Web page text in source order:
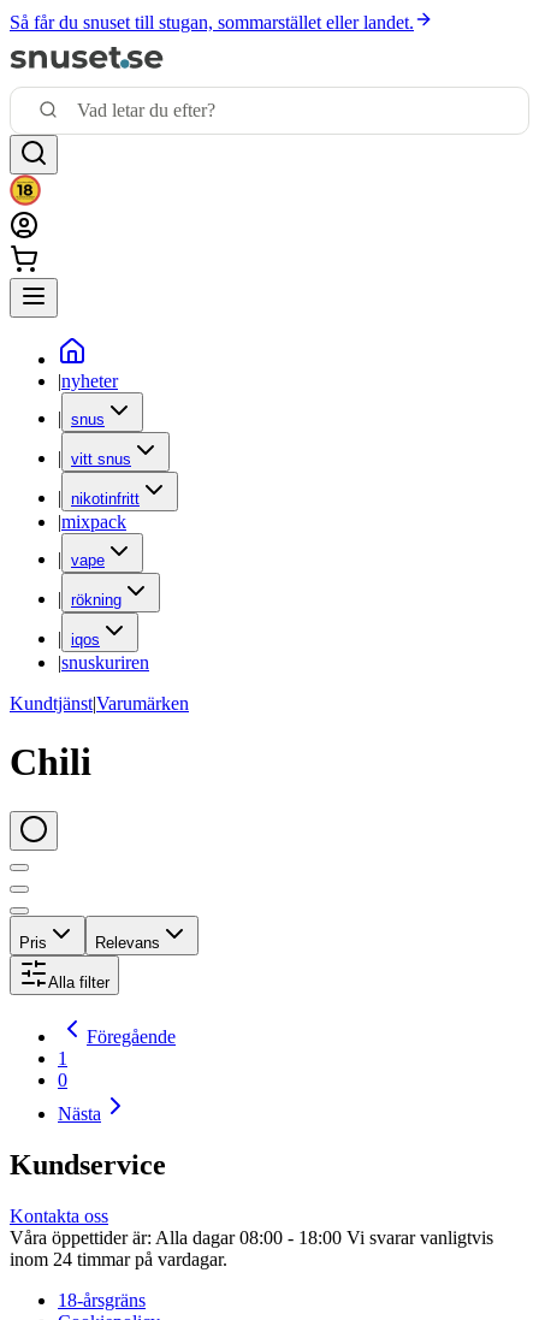
Så får du snuset till stugan, sommarstället eller landet.
|nyheter
| snus
| vitt snus
| nikotinfritt
|mixpack
| vape
| rökning
| iqos
|snuskuriren
Kundtjänst|Varumärken
Chili
Pris Relevans
Alla filter
Föregående
1
0
Nästa
Kundservice
Kontakta oss
Våra öppettider är: Alla dagar 08:00 - 18:00 Vi svarar vanligtvis
inom 24 timmar på vardagar.
18-årsgräns